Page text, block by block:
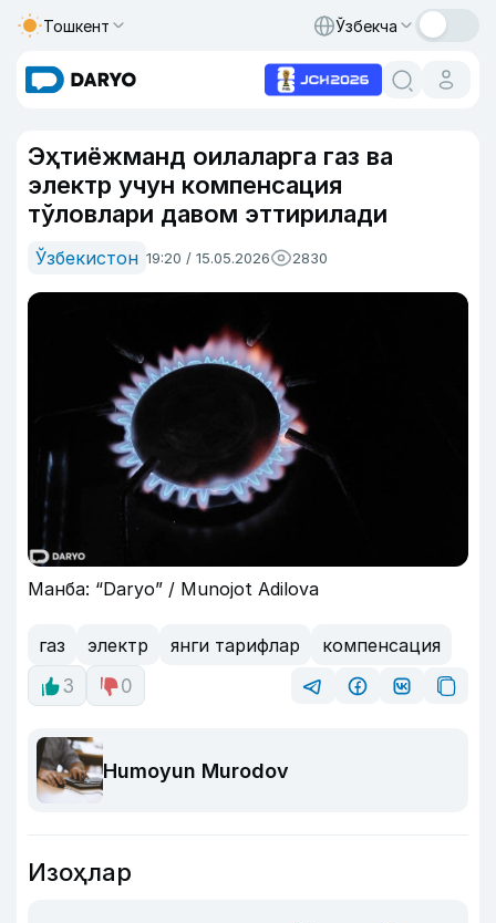
Тошкент Ўзбекча
Эҳтиёжманд оилаларга газ ва
электр учун компенсация
тўловлари давом эттирилади
Ўзбекистон 19:20 / 15.05.2026 2830
Манба: “Daryo” / Munojot Adilova
газ электр янги тарифлар
компенсация
3
0
Humoyun Murodov
Изоҳлар